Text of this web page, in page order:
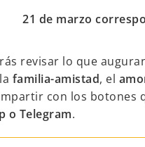
21 de marzo
revisar lo que
familia-amistad, el
con los botones
o Telegram.